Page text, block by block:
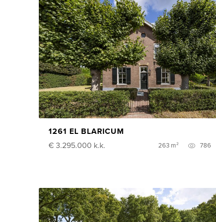
1261 EL BLARICUM
€ 3.295.000 k.k. 263 m² 786